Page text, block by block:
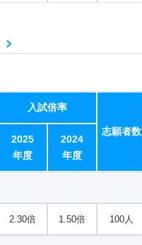
入試倍率
志願者数
2025
年度
2024
年度
2.30倍 1.50倍 100人